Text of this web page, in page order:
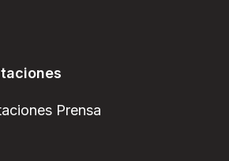
Prensa